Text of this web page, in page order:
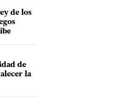
de los
de
la